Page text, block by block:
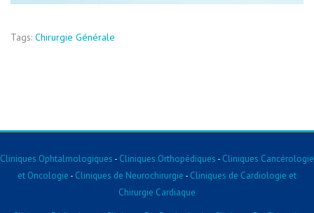
Tags: Chirurgie Générale
Cliniques Ophtalmologiques - Cliniques Orthopédiques - Cliniques Cancérologie
et Oncologie - Cliniques de Neurochirurgie - Cliniques de Cardiologie et
Chirurgie Cardiaque